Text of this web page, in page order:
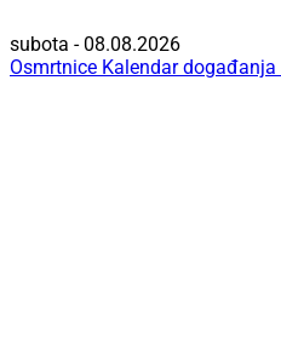
subota - 08.08.2026
Osmrtnice Kalendar događanja